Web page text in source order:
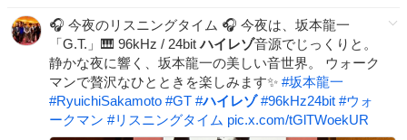
🎧 今夜のリスニングタイム 🎧 今夜は、坂本龍一
「G.T.」🎹 96kHz / 24bitハイレゾ音源でじっくりと。
静かな夜に響く、坂本龍一の美しい音世界。 ウォーク
マンで贅沢なひとときを楽しみます✨ #坂本龍一
#RyuichiSakamoto #GT #ハイレゾ #96kHz24bit #ウォ
ークマン #リスニングタイム pic.x.com/tGlTWoekUR